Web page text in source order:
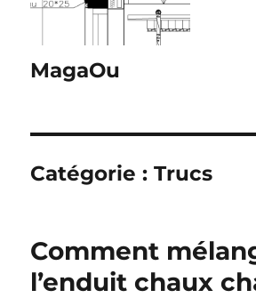
MagaOu
Catégorie :Trucs
Comment
l’enduit chaux